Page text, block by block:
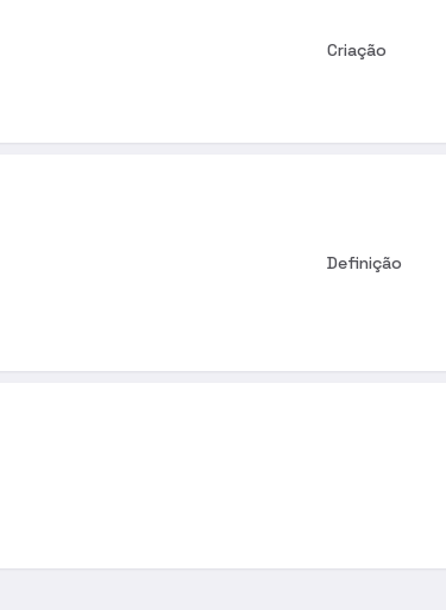
Criação
Definição